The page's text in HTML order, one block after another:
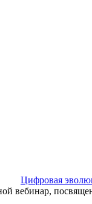
Цифровая
вебинар,